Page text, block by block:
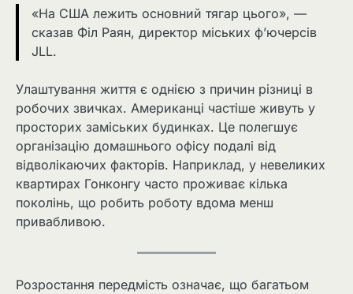
«На США лежить основний тягар цього», —
сказав Філ Раян, директор міських ф’ючерсів
JLL.
Улаштування життя є однією з причин різниці в
робочих звичках. Американці частіше живуть у
просторих заміських будинках. Це полегшує
організацію домашнього офісу подалі від
відволікаючих факторів. Наприклад, у невеликих
квартирах Гонконгу часто проживає кілька
поколінь, що робить роботу вдома менш
привабливою.
Розростання передмість означає, що багатьом